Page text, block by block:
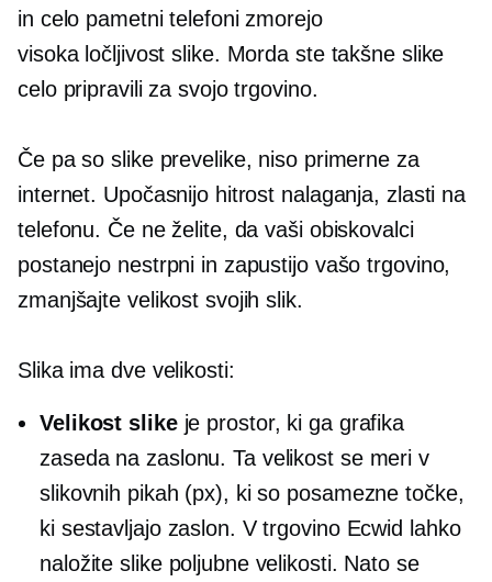
in celo pametni telefoni zmorejo
visoka ločljivost slike. Morda ste takšne slike
celo pripravili za svojo trgovino.
Če pa so slike prevelike, niso primerne za
internet. Upočasnijo hitrost nalaganja, zlasti na
telefonu. Če ne želite, da vaši obiskovalci
postanejo nestrpni in zapustijo vašo trgovino,
zmanjšajte velikost svojih slik.
Slika ima dve velikosti:
Velikost slikeje prostor, ki ga grafika
zaseda na zaslonu. Ta velikost se meri v
slikovnih pikah (px), ki so posamezne točke,
ki sestavljajo zaslon. V trgovino Ecwid lahko
naložite slike poljubne velikosti. Nato se